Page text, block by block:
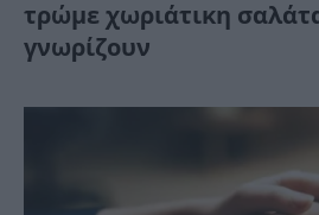
τρώμε χωριάτικη
γνωρίζουν